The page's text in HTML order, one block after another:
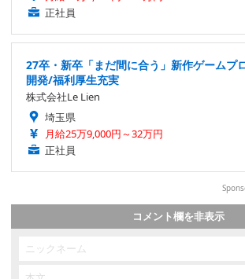
正社員
27卒・新卒「まだ間に合う」新作ゲームプ
開発/福利厚生充実
株式会社Le Lien
埼玉県
月給25万9,000円～32万円
正社員
コメント欄を非表示